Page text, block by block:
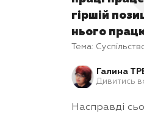
гіршій
нього
Тема:
Галина
Дивитись
Насправді